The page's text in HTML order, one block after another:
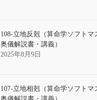
108-立地反剋（算命学ソフトマ
奥儀解説書・講義）
2025年8月9日
107-立地相剋（算命学ソフトマ